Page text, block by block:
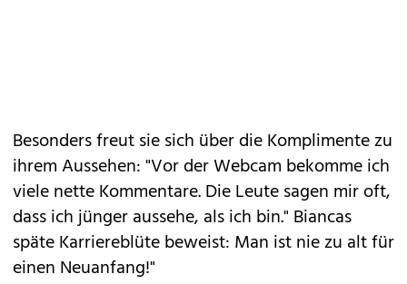
Besonders freut sie sich über die Komplimente zu
ihrem Aussehen: "Vor der Webcam bekomme ich
viele nette Kommentare. Die Leute sagen mir oft,
dass ich jünger aussehe, als ich bin." Biancas
späte Karriereblüte beweist: Man ist nie zu alt für
einen Neuanfang!"